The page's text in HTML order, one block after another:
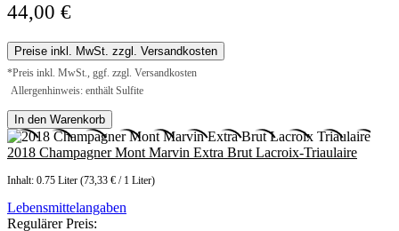
44,00 €
Preise inkl. MwSt. zzgl. Versandkosten
*Preis inkl. MwSt., ggf. zzgl. Versandkosten
Allergenhinweis: enthält Sulfite
In den Warenkorb
2018 Champagner Mont Marvin Extra Brut Lacroix-Triaulaire
Inhalt: 0.75 Liter (73,33 € / 1 Liter)
Lebensmittelangaben
Regulärer Preis: